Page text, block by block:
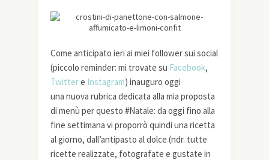
Come anticipato ieri ai miei follower sui social
(piccolo reminder: mi trovate su Facebook,
Twittere Instagram) inauguro oggi
una nuova rubrica dedicata alla mia proposta
di menù per questo #Natale: da oggi fino alla
fine settimana vi proporrò quindi una ricetta
al giorno, dall’antipasto al dolce (ndr. tutte
ricette realizzate, fotografate e gustate in